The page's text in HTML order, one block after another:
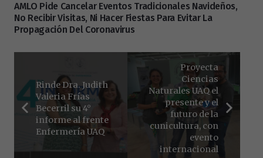
AMLO Pide Cancelar Eventos Tradicionales Navideños,
No Recibir Visitas, Ni Hacer Fiestas Para Evitar La
Propagación Del Coronavirus
Rinde Dra. Judith
Valeria Frías
Becerril su 4°
informe al frente
Enfermería UAQ
Proyecta
Ciencias
Naturales UAQ el
presente y el
futuro de la
cunicultura, con
evento
internacional